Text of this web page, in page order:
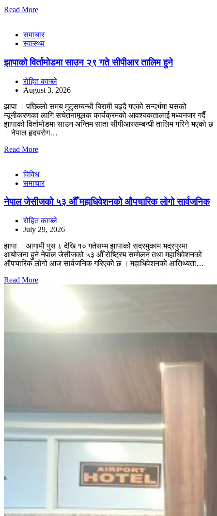
Read More
समाचार
स्वास्थ्य
झापाको विर्तामोडमा साउन २९ गते सीपीआर तालिम हुने
रोहित काफ्ले
August 3, 2026
झापा । पछिल्लो समय मुटुसम्बन्धी बिरामी बढ्दै गएको सन्दर्भमा यसको
न्यूनीकरणका लागि सचेतनामूलक कार्यक्रमको आवश्यकतालाई मध्यनजर गर्दै
झापाको विर्तामोडमा साउन अन्तिम साता सीपीआरसम्बन्धी तालिम गरिने भएको छ
। नेपाल हृदयरोग…
Read More
विविध
समाचार
नेपाल जेसीजको ५३ औँ महाधिवेशनको औपचारिक लोगो सार्वजनिक
रोहित काफ्ले
July 29, 2026
झापा । आगामी पुस ८ देखि १० गतेसम्म झापाको सदरमुकाम भद्रपुरमा
आयोजना हुने नेपाल जेसीजको ५३ औँ रोष्ट्रिय सम्मेलन तथा महाधिवेशनको
औपचारिक लोगो आज सार्वजनिक गरिएको छ । महाधिवेशनको आतिथ्यता…
Read More